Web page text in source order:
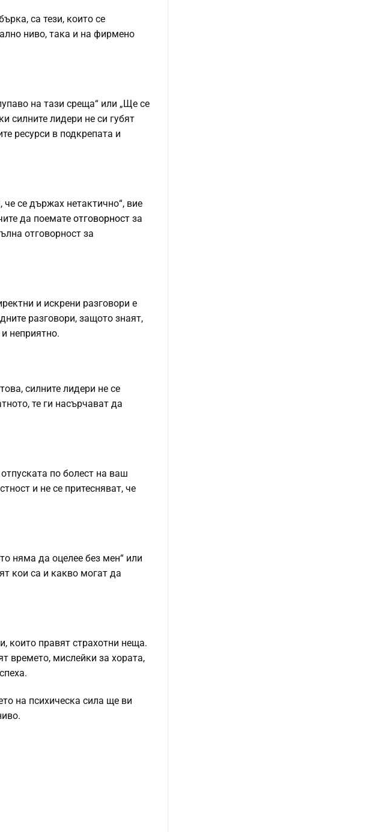
са тези, които се
ниво, така и на фирмено
на тази среща“ или „Ще се
силните лидери не си губят
ресурси в подкрепата и
се държах нетактично“, вие
да поемате отговорност за
отговорност за
и искрени разговори е
разговори, защото знаят,
неприятно.
силните лидери не се
те ги насърчават да
по болест на ваш
и не се притесняват, че
няма да оцелее без мен“ или
кои са и какво могат да
които правят страхотни неща.
времето, мислейки за хората,
на психическа сила ще ви